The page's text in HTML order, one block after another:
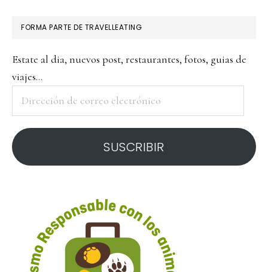
FORMA PARTE DE TRAVELLEATING
Estate al dia, nuevos post, restaurantes, fotos, guias de
viajes...
correo
electrónico
SUSCRIBIR